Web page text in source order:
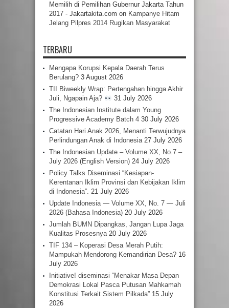
Memilih di Pemilihan Gubernur Jakarta Tahun
2017 - Jakartakita.com on Kampanye Hitam
Jelang Pilpres 2014 Rugikan Masyarakat
TERBARU
Mengapa Korupsi Kepala Daerah Terus
Berulang? 3 August 2026
TII Biweekly Wrap: Pertengahan hingga Akhir
Juli, Ngapain Aja?
31 July 2026
The Indonesian Institute dalam Young
Progressive Academy Batch 4 30 July 2026
Catatan Hari Anak 2026, Menanti Terwujudnya
Perlindungan Anak di Indonesia 27 July 2026
The Indonesian Update – Volume XX, No.7 –
July 2026 (English Version) 24 July 2026
Policy Talks Diseminasi “Kesiapan-
Kerentanan Iklim Provinsi dan Kebijakan Iklim
di Indonesia”. 21 July 2026
Update Indonesia — Volume XX, No. 7 — Juli
2026 (Bahasa Indonesia) 20 July 2026
Jumlah BUMN Dipangkas, Jangan Lupa Jaga
Kualitas Prosesnya 20 July 2026
TIF 134 – Koperasi Desa Merah Putih:
Mampukah Mendorong Kemandirian Desa? 16
July 2026
Initiative! diseminasi “Menakar Masa Depan
Demokrasi Lokal Pasca Putusan Mahkamah
Konstitusi Terkait Sistem Pilkada” 15 July
2026